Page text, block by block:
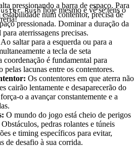
Rushhoje mesmo e vê se tens o
pressionando a barra de espaço. Para
num contentor, precisa de
pressionada. Dominar a duração da
aterrissagens precisas.
Ao saltar para a esquerda ou para a
a tecla de seta
coordenação é fundamental para
pelas lacunas entre os contentores.
Os contentores em que aterra não
cairão lentamente e desaparecerão do
o a avançar constantemente e a
O mundo do jogo está cheio de perigos
pedras rolantes e túneis
e timing específicos para evitar,
de desafio à sua corrida.